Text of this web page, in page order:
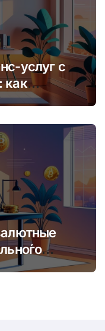
услуг с
как